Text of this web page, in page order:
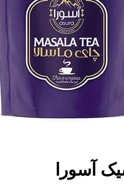
آسورا